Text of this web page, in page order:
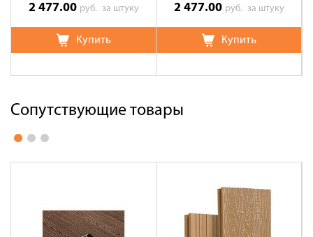
2 477.00 руб. за штуку
Купить
2 477.00 руб. за штуку
Купить
Сопутствующие товары